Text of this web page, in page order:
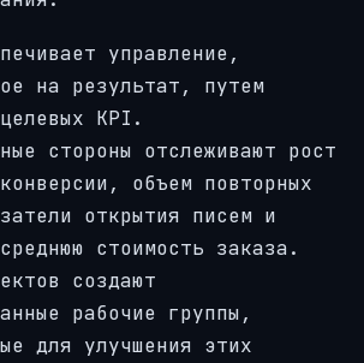
управление,
на результат, путем
KPI.
стороны отслеживают рост
объем повторных
открытия писем и
стоимость заказа.
создают
рабочие группы,
для улучшения этих